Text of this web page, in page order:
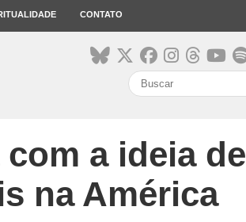
CONTATO
com a ideia de
na América